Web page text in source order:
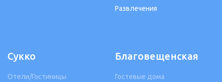
Развлечения
Сукко
Отели/Гостиницы
Благовещенская
Гостевые дома